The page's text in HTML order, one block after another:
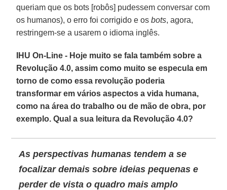
queriam que os bots [robôs] pudessem conversar com
os humanos), o erro foi corrigido e osbots, agora,
restringem-se a usarem o idioma inglês.
IHU On-Line - Hoje muito se fala também sobre a
Revolução 4.0, assim como muito se especula em
torno de como essa revolução poderia
transformar em vários aspectos a vida humana,
como na área do trabalho ou de mão de obra, por
exemplo. Qual a sua leitura da Revolução 4.0?
As perspectivas humanas tendem a se
focalizar demais sobre ideias pequenas e
perder de vista o quadro mais amplo